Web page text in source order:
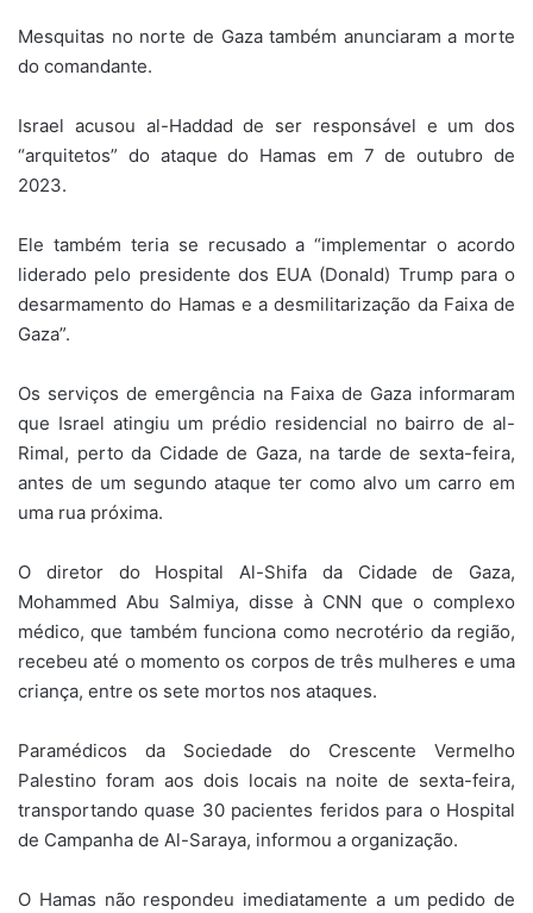
Mesquitas no norte de Gaza também anunciaram a morte
do comandante.
Israel acusou al-Haddad de ser responsável e um dos
“arquitetos” do ataque do Hamas em 7 de outubro de
2023.
Ele também teria se recusado a “implementar o acordo
liderado pelo presidente dos EUA (Donald) Trump para o
desarmamento do Hamas e a desmilitarização da Faixa de
Gaza”.
Os serviços de emergência na Faixa de Gaza informaram
que Israel atingiu um prédio residencial no bairro de al-
Rimal, perto da Cidade de Gaza, na tarde de sexta-feira,
antes de um segundo ataque ter como alvo um carro em
uma rua próxima.
O diretor do Hospital Al-Shifa da Cidade de Gaza,
Mohammed Abu Salmiya, disse à CNN que o complexo
médico, que também funciona como necrotério da região,
recebeu até o momento os corpos de três mulheres e uma
criança, entre os sete mortos nos ataques.
Paramédicos da Sociedade do Crescente Vermelho
Palestino foram aos dois locais na noite de sexta-feira,
transportando quase 30 pacientes feridos para o Hospital
de Campanha de Al-Saraya, informou a organização.
O Hamas não respondeu imediatamente a um pedido de